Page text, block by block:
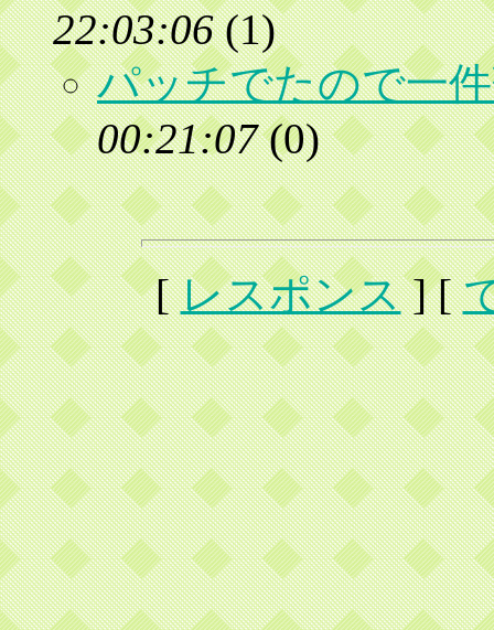
22:03:06(1)
パッチでたので一
00:21:07(0)
[レスポンス] [